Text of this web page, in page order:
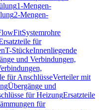
1-Mengen-
2-Mengen-
Systemrohre
für
T-StückeInnenliegende
und Verbindungen,
für AnschlüsseVerteiler mit
Übergänge und
für HeizungErsatzteile
für